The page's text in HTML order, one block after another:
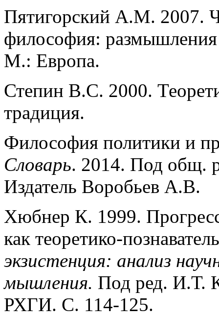
Пятигорский А.М. 2007.
философия:
М.: Европа.
Степин В.С. 2000.
традиция.
Философия политики и
Словарь. 2014. Под общ.
Издатель Воробьев А.В.
Хюбнер К. 1999.
как теоретико-
экзистенция: анализ
мышления. Под ред. И.Т.
РХГИ. С. 114-125.